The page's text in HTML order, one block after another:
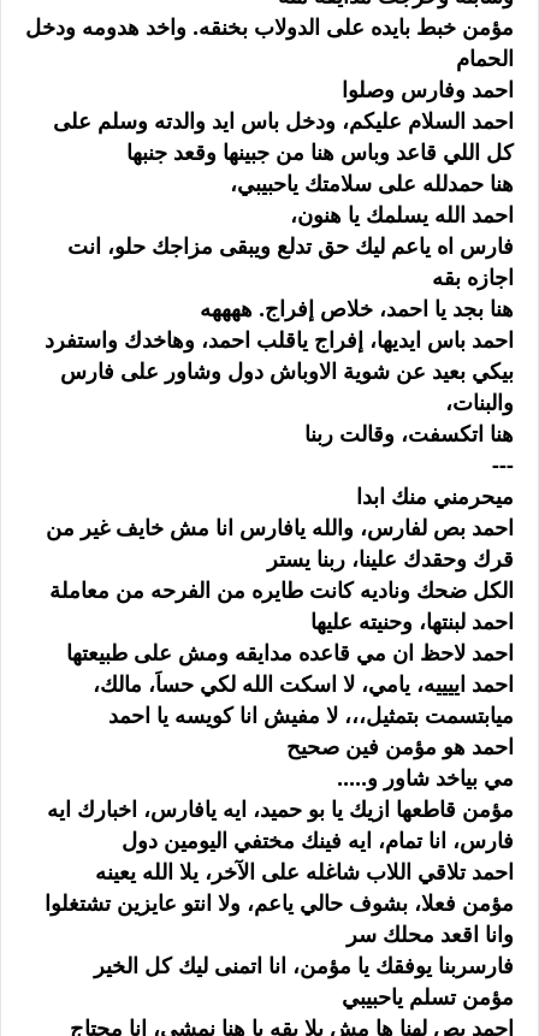
مؤمن خبط بايده على الدولاب بخنقه. واخد هدومه ودخل
الحمام
احمد وفارس وصلوا
احمد السلام عليكم، ودخل باس ايد والدته وسلم على
كل اللي قاعد وباس هنا من جبينها وقعد جنبها
هنا حمدلله على سلامتك ياحبيبي،
احمد الله يسلمك يا هنون،
فارس اه ياعم ليك حق تدلع ويبقى مزاجك حلو، انت
اجازه بقه
هنا بجد يا احمد، خلاص إفراج. ههههه
احمد باس ايديها، إفراج ياقلب احمد، وهاخدك واستفرد
بيكي بعيد عن شوية الاوباش دول وشاور على فارس
والبنات،
هنا اتكسفت، وقالت ربنا
---
ميحرمني منك ابدا
احمد بص لفارس، والله يافارس انا مش خايف غير من
قرك وحقدك علينا، ربنا يستر
الكل ضحك وناديه كانت طايره من الفرحه من معاملة
احمد لبنتها، وحنيته عليها
احمد لاحظ ان مي قاعده مدايقه ومش على طبيعتها
احمد اييييه، يامي، لا اسكت الله لكي حساَ، مالك،
ميابتسمت بتمثيل،،، لا مفيش انا كويسه يا احمد
احمد هو مؤمن فين صحيح
مي بياخد شاور و.....
مؤمن قاطعها ازيك يا بو حميد، ايه يافارس، اخبارك ايه
فارس، انا تمام، ايه فينك مختفي اليومين دول
احمد تلاقي اللاب شاغله على الآخر، يلا الله يعينه
مؤمن فعلا، بشوف حالي ياعم، ولا انتو عايزين تشتغلوا
وانا اقعد محلك سر
فارسربنا يوفقك يا مؤمن، انا اتمنى ليك كل الخير
مؤمن تسلم ياحبيبي
احمد بص لهنا ها مش يلا بقه يا هنا نمشي، انا محتاج